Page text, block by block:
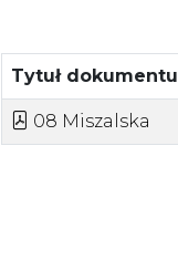
Tytuł dokumentu
08 Miszalska